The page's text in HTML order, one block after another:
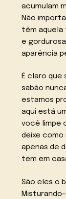
acumulam
Não
têm aquela
e
aparência
É claro que
sabão
estamos
aqui está
você limpe
deixe como
apenas de
tem em
São eles o